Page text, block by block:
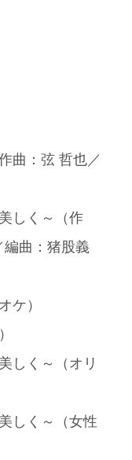
曲：弦 哲也／
しく～（作
曲：猪股義
ケ）
しく～（オリ
しく～（女性